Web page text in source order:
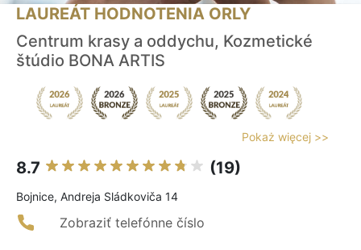
LAUREÁT HODNOTENIA ORLY
Centrum krasy a oddychu, Kozmetické
štúdio BONA ARTIS
Pokaż więcej >>
8.7 (19)
Bojnice, Andreja Sládkoviča 14
Zobraziť telefónne číslo